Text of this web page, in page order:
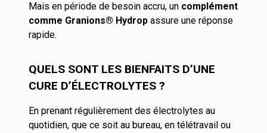
Mais en période de besoin accru, un complément
comme Granions® Hydrop assure une réponse
rapide.
QUELS SONT LES BIENFAITS D’UNE
CURE D’ÉLECTROLYTES ?
En prenant régulièrement des électrolytes au
quotidien, que ce soit au bureau, en télétravail ou